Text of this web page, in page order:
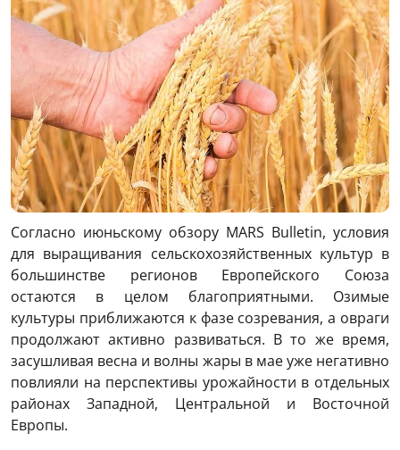
Согласно июньскому обзору MARS Bulletin, условия
для выращивания сельскохозяйственных культур в
большинстве регионов Европейского Союза
остаются в целом благоприятными. Озимые
культуры приближаются к фазе созревания, а овраги
продолжают активно развиваться. В то же время,
засушливая весна и волны жары в мае уже негативно
повлияли на перспективы урожайности в отдельных
районах Западной, Центральной и Восточной
Европы.